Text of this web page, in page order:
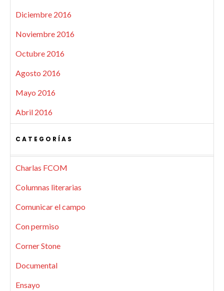
Diciembre 2016
Noviembre 2016
Octubre 2016
Agosto 2016
Mayo 2016
Abril 2016
CATEGORÍAS
Charlas FCOM
Columnas literarias
Comunicar el campo
Con permiso
Corner Stone
Documental
Ensayo